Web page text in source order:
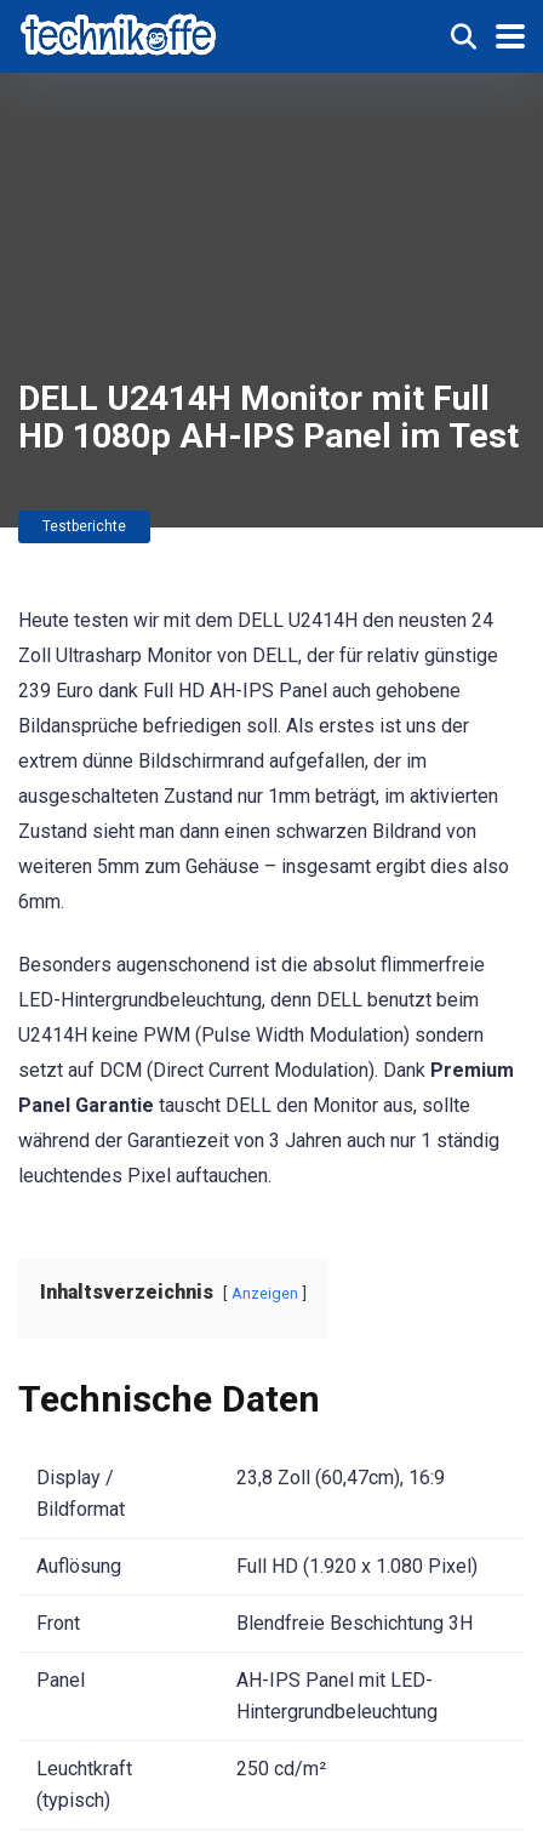
DELL U2414H Monitor mit Full
HD 1080p AH-IPS Panel im Test
Testberichte
Heute testen wir mit dem DELL U2414H den neusten 24
Zoll Ultrasharp Monitor von DELL, der für relativ günstige
239 Euro dank Full HD AH-IPS Panel auch gehobene
Bildansprüche befriedigen soll. Als erstes ist uns der
extrem dünne Bildschirmrand aufgefallen, der im
ausgeschalteten Zustand nur 1mm beträgt, im aktivierten
Zustand sieht man dann einen schwarzen Bildrand von
weiteren 5mm zum Gehäuse – insgesamt ergibt dies also
6mm.
Besonders augenschonend ist die absolut flimmerfreie
LED-Hintergrundbeleuchtung, denn DELL benutzt beim
U2414H keine PWM (Pulse Width Modulation) sondern
setzt auf DCM (Direct Current Modulation). Dank Premium
Panel Garantie tauscht DELL den Monitor aus, sollte
während der Garantiezeit von 3 Jahren auch nur 1 ständig
leuchtendes Pixel auftauchen.
Inhaltsverzeichnis Anzeigen
Technische Daten
Display /
Bildformat
23,8 Zoll (60,47cm), 16:9
Auflösung Full HD (1.920 x 1.080 Pixel)
Front Blendfreie Beschichtung 3H
Panel
AH-IPS Panel mit LED-
Hintergrundbeleuchtung
Leuchtkraft
(typisch)
250 cd/m²